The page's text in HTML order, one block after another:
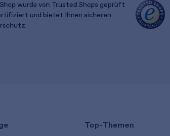
wurde von Trusted Shops geprüft
und bietet Ihnen sicheren
Top-Themen